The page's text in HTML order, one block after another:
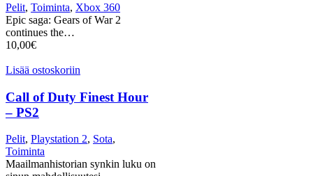
Pelit, Toiminta, Xbox 360
Epic saga: Gears of War 2
continues the…
10,00€
Lisää ostoskoriin
Call of Duty Finest Hour
– PS2
Pelit, Playstation 2, Sota,
Toiminta
Maailmanhistorian synkin luku on